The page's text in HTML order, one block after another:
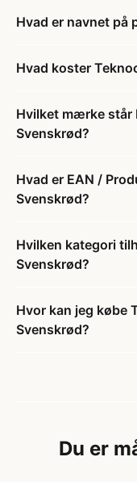
Hvad er navnet på
Hvad koster
Hvilket mærke står
Svenskrød?
Hvad er EAN /
Svenskrød?
Hvilken kategori
Svenskrød?
Hvor kan jeg købe
Svenskrød?
Du er